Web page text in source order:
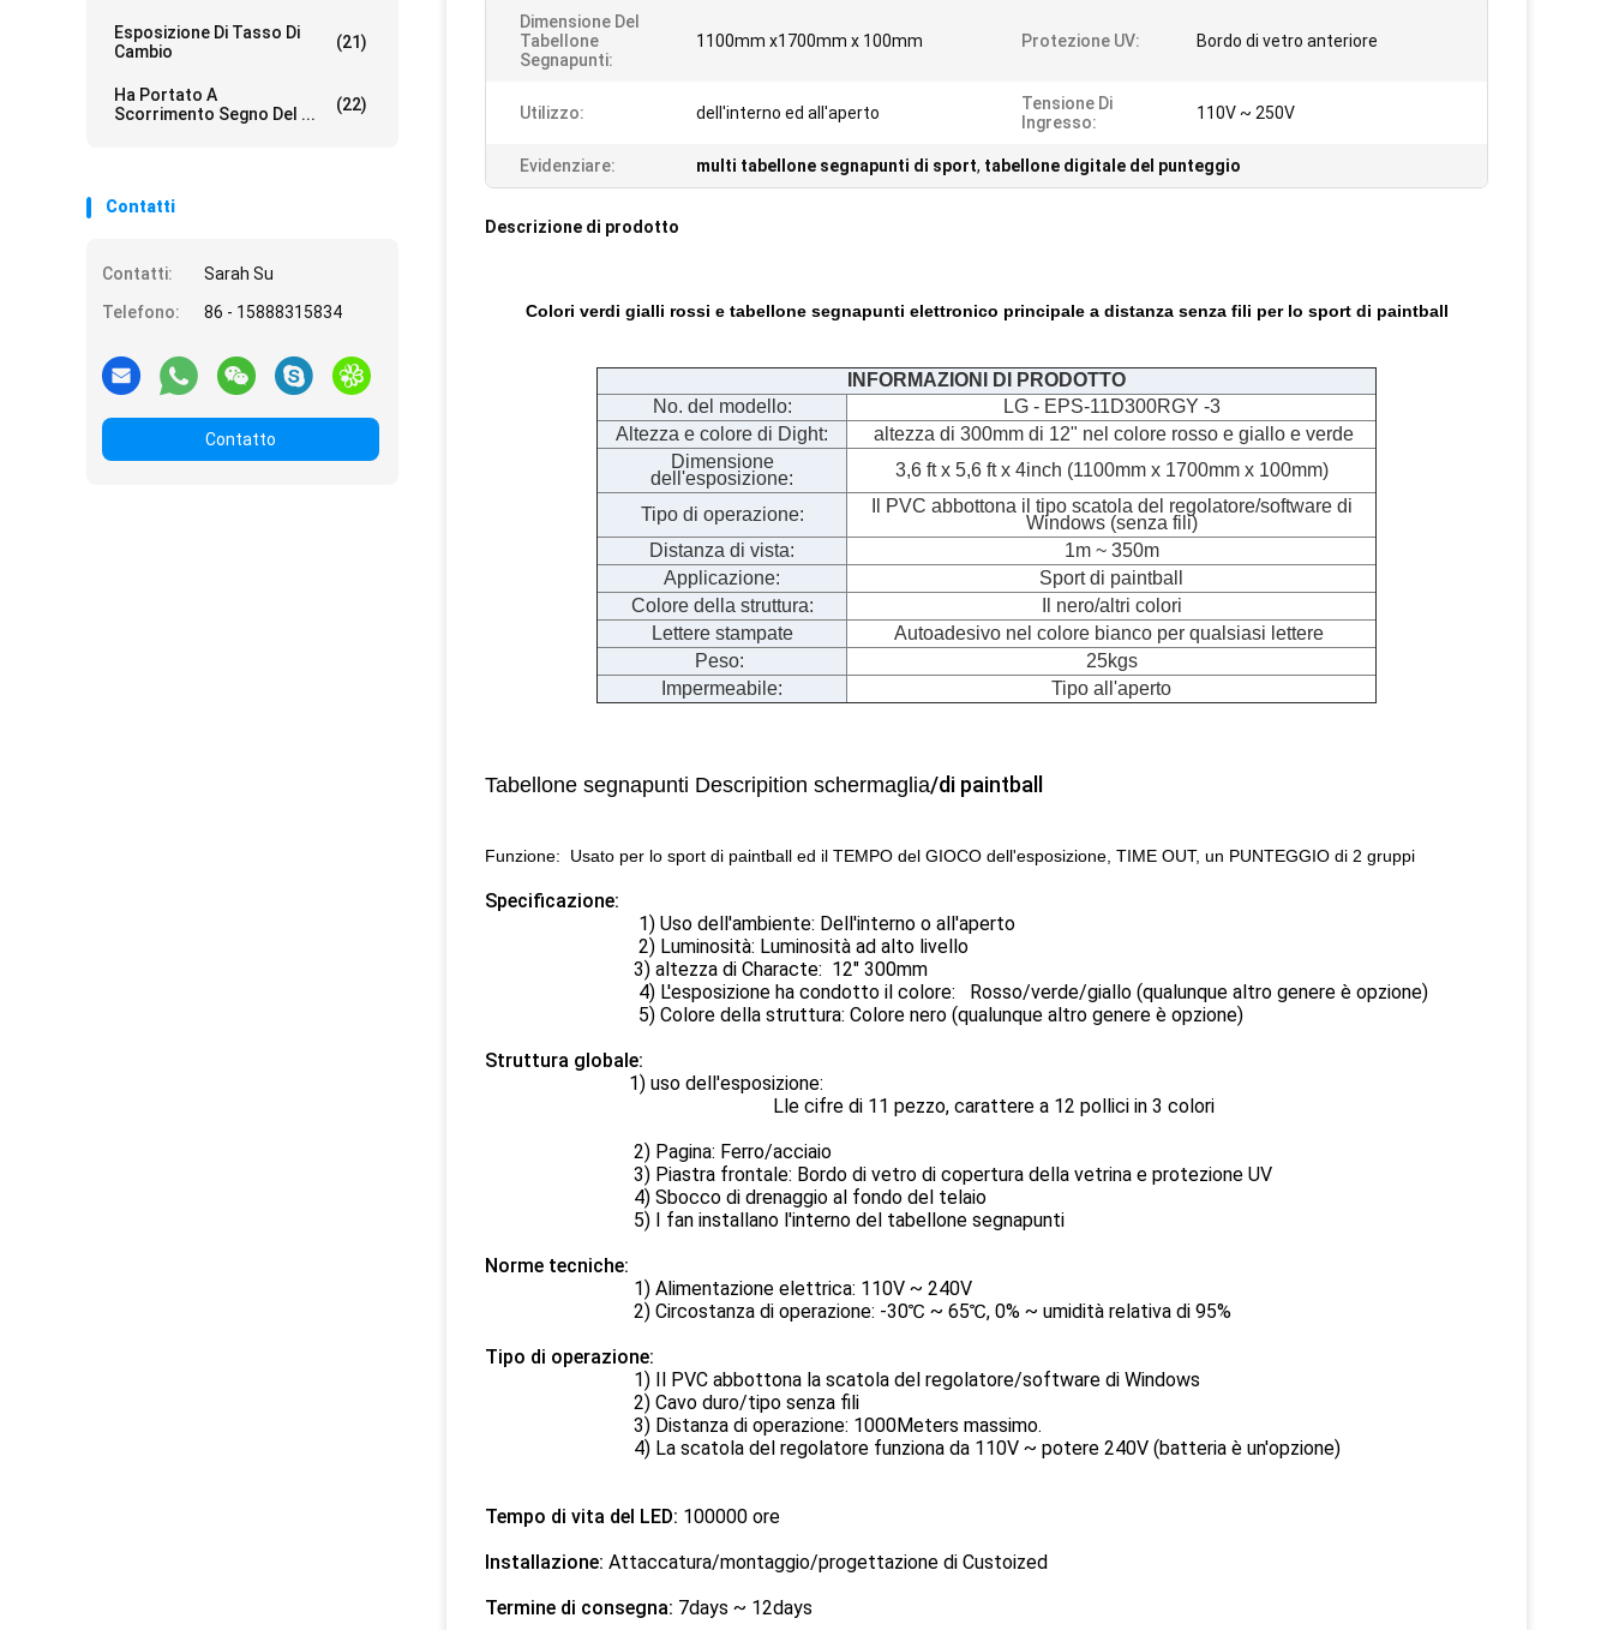
Esposizione Di Tasso Di
Cambio
(21)
Ha Portato A
Scorrimento Segno Del ...
(22)
Contatti
Contatti:
Sarah Su
Telefono:
86 - 15888315834
Contatto
Dimensione Del
Tabellone
Segnapunti:
1100mm x1700mm x 100mm Protezione UV: Bordo di vetro anteriore
Utilizzo: dell'interno ed all'aperto
Tensione Di
Ingresso:
110V ~ 250V
Evidenziare: multi tabellone segnapunti di sport, tabellone digitale del punteggio
Descrizione di prodotto
Colori verdi gialli rossi e tabellone segnapunti elettronico principale a distanza senza fili per lo sport di paintball
INFORMAZIONI DI PRODOTTO
No. del modello:
LG - EPS-11D300RGY -3
Altezza e colore di Dight:
altezza di 300mm di 12" nel colore rosso e giallo e verde
Dimensione
dell'esposizione:
3,6 ft x 5,6 ft x 4inch (1100mm x 1700mm x 100mm)
Tipo di operazione:
Il PVC abbottona il tipo scatola del regolatore/software di
Windows (senza fili)
Distanza di vista:
1m ~ 350m
Applicazione:
Sport di paintball
Colore della struttura:
Il nero/altri colori
Lettere stampate
Autoadesivo nel colore bianco per qualsiasi lettere
Peso:
25kgs
Impermeabile:
Tipo all'aperto
Tabellone segnapunti Descripition schermaglia/di paintball
Funzione: Usato per lo sport di paintball ed il TEMPO del GIOCO dell'esposizione, TIME OUT, un PUNTEGGIO di 2 gruppi
Specificazione:
1) Uso dell'ambiente: Dell'interno o all'aperto
2) Luminosità: Luminosità ad alto livello
3) altezza di Characte: 12" 300mm
4) L'esposizione ha condotto il colore: Rosso/verde/giallo (qualunque altro genere è opzione)
5) Colore della struttura: Colore nero (qualunque altro genere è opzione)
Struttura globale:
1) uso dell'esposizione:
Lle cifre di 11 pezzo, carattere a 12 pollici in 3 colori
2) Pagina: Ferro/acciaio
3) Piastra frontale: Bordo di vetro di copertura della vetrina e protezione UV
4) Sbocco di drenaggio al fondo del telaio
5) I fan installano l'interno del tabellone segnapunti
Norme tecniche:
1) Alimentazione elettrica: 110V ~ 240V
2) Circostanza di operazione: -30℃ ~ 65℃, 0% ~ umidità relativa di 95%
Tipo di operazione:
1) Il PVC abbottona la scatola del regolatore/software di Windows
2) Cavo duro/tipo senza fili
3) Distanza di operazione: 1000Meters massimo.
4) La scatola del regolatore funziona da 110V ~ potere 240V (batteria è un'opzione)
Tempo di vita del LED: 100000 ore
Installazione: Attaccatura/montaggio/progettazione di Custoized
Termine di consegna: 7days ~ 12days